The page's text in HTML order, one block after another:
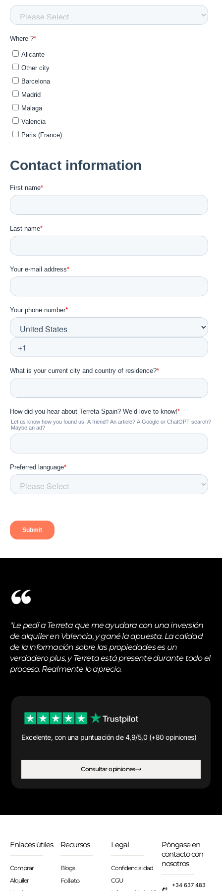
"Le pedí a Terreta que me ayudara con una inversión
de alquiler en Valencia, y gané la apuesta. La calidad
de la información sobre las propiedades es un
verdadero plus, y Terreta está presente durante todo el
proceso. Realmente lo aprecio.
Excelente, con una puntuación de 4,9/5,0 (+80 opiniones)
Consultar opiniones
Enlaces útiles
Comprar
Alquiler
Recursos
Blogs
Folleto
Legal
Confidencialidad
CGU
Póngase en
contacto con
nosotros
+34 637 483